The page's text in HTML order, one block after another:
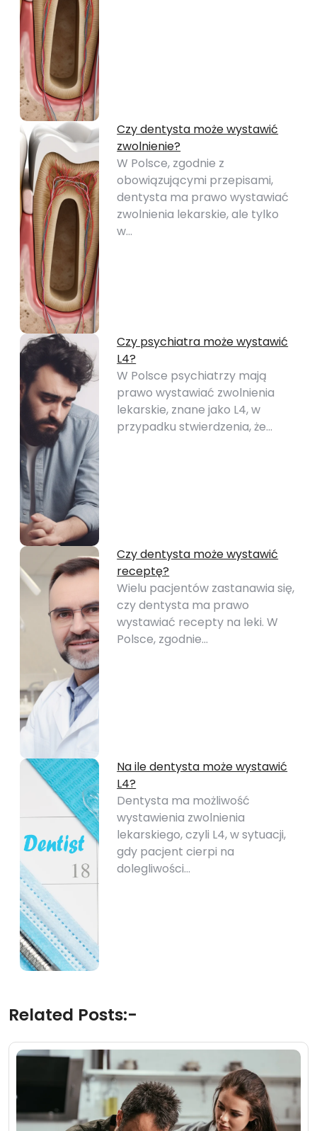
Czy dentysta może wystawić
zwolnienie?
W Polsce, zgodnie z
obowiązującymi przepisami,
dentysta ma prawo wystawiać
zwolnienia lekarskie, ale tylko
w…
Czy psychiatra może wystawić
L4?
W Polsce psychiatrzy mają
prawo wystawiać zwolnienia
lekarskie, znane jako L4, w
przypadku stwierdzenia, że…
Czy dentysta może wystawić
receptę?
Wielu pacjentów zastanawia się,
czy dentysta ma prawo
wystawiać recepty na leki. W
Polsce, zgodnie…
Na ile dentysta może wystawić
L4?
Dentysta ma możliwość
wystawienia zwolnienia
lekarskiego, czyli L4, w sytuacji,
gdy pacjent cierpi na
dolegliwości…
Related Posts:-